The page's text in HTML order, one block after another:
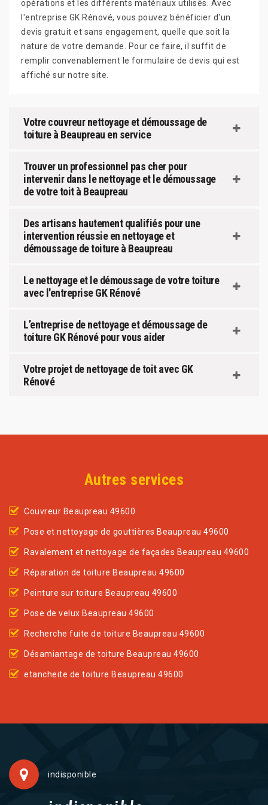
opérations et les différents matériaux utilisés. Avec
l'entreprise GK Rénové, vous pouvez bénéficier d'un
devis gratuit et sans engagement, quelle que soit la
nature de votre demande. Pour ce faire, il suffit de
remplir convenablement le formulaire de devis qui est
affiché sur notre site.
Votre couvreur nettoyage et démoussage de
toiture à Beaupreau en service
Trouver un professionnel pas cher pour
intervenir dans le nettoyage et le démoussage
de votre toit à Beaupreau
Des artisans hautement qualifiés pour une
intervention réussie en nettoyage et
démoussage de toiture à Beaupreau
Le nettoyage et le démoussage de votre toiture
avec l'entreprise GK Rénové
L’entreprise de nettoyage et démoussage de
toiture GK Rénové pour vous aider
Votre projet de nettoyage de toit avec GK
Rénové
Autres services
Couvreur Beaupreau 49600
Pose et nettoyage de gouttières Beaupreau 49600
Ravalement et nettoyage de façades Beaupreau 49600
Réparation de toiture Beaupreau 49600
Peinture sur toiture Beaupreau 49600
Pose de velux Beaupreau 49600
Recherche fuite de toiture Beaupreau 49600
Désamiantage de toiture Beaupreau 49600
etancheite de toiture Beaupreau 49600
indisponible